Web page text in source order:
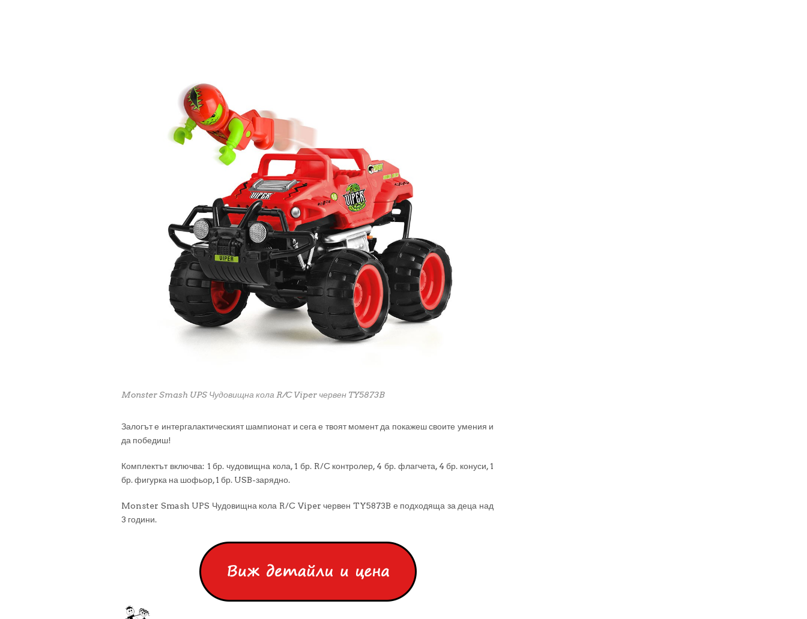
Monster Smash UPS Чудовищна кола R/C Viper червен TY5873B
Залогът е интергалактическият шампионат и сега е твоят момент да покажеш своите умения и
да победиш!
Комплектът включва: 1 бр. чудовищна кола, 1 бр. R/C контролер, 4 бр. флагчета, 4 бр. конуси, 1
бр. фигурка на шофьор, 1 бр. USB-зарядно.
Monster Smash UPS Чудовищна кола R/C Viper червен TY5873B е подходяща за деца над
3 години.